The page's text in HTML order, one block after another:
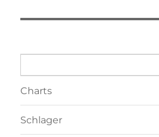
Search
Charts
Schlager